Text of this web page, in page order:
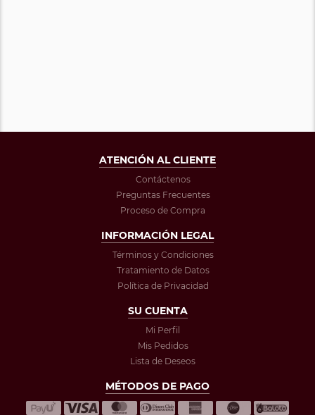
ATENCIÓN AL CLIENTE
Contáctenos
Preguntas Frecuentes
Proceso de Compra
INFORMACIÓN LEGAL
Términos y Condiciones
Tratamiento de Datos
Política de Privacidad
SU CUENTA
Mi Perfil
Mis Pedidos
Lista de Deseos
MÉTODOS DE PAGO